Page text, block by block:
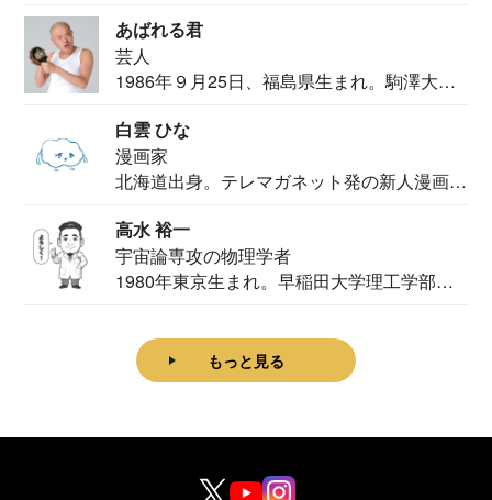
あばれる君
芸人
1986年９月25日、福島県生まれ。駒澤大学
白雲 ひな
漫画家
北海道出身。テレマガネット発の新人漫画
高水 裕一
宇宙論専攻の物理学者
1980年東京生まれ。早稲田大学理工学部物
もっと見る